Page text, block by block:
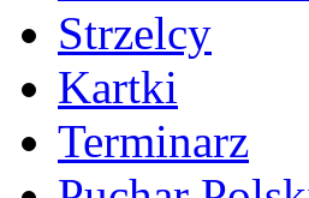
Strzelcy
Kartki
Terminarz